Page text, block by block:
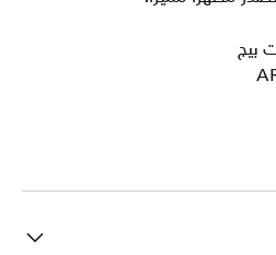
بيج